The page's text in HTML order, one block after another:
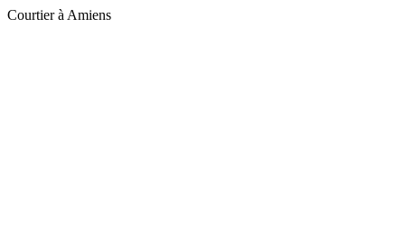
Courtier à Amiens